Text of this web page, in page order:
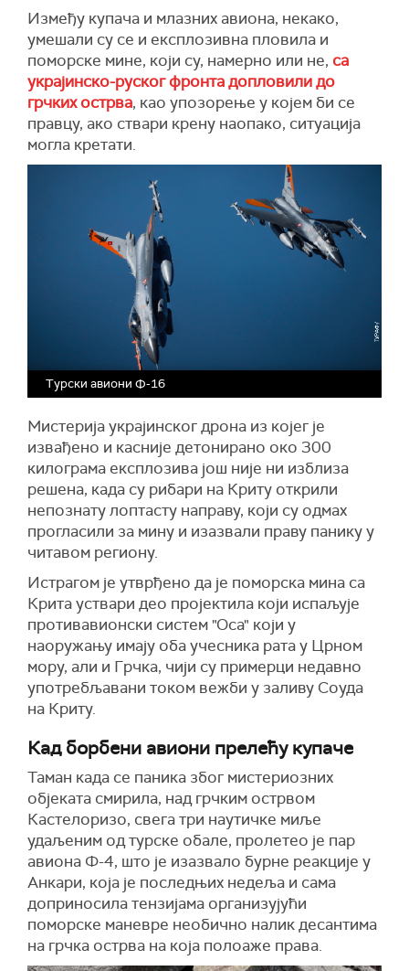
Између купача и млазних авиона, некако,
умешали су се и експлозивна пловила и
поморске мине, који су, намерно или не, са
украјинско-руског фронта допловили до
грчких острва, као упозорење у којем би се
правцу, ако ствари крену наопако, ситуација
могла кретати.
Турски авиони Ф-16
Мистерија украјинског дрона из којег је
извађено и касније детонирано око 300
килограма експлозива још није ни изблиза
решена, када су рибари на Криту открили
непознату лоптасту направу, који су одмах
прогласили за мину и изазвали праву панику у
читавом региону.
Истрагом је утврђено да је поморска мина са
Крита уствари део пројектила који испаљује
противавионски систем "Оса" који у
наоружању имају оба учесника рата у Црном
мору, али и Грчка, чији су примерци недавно
употребљавани током вежби у заливу Соуда
на Криту.
Кад борбени авиони прелећу купаче
Таман када се паника због мистериозних
објеката смирила, над грчким острвом
Кастелоризо, свега три наутичке миље
удаљеним од турске обале, пролетео је пар
авиона Ф-4, што је изазвало бурне реакције у
Анкари, која је последњих недеља и сама
доприносила тензијама организујући
поморске маневре необично налик десантима
на грчка острва на која полоаже права.